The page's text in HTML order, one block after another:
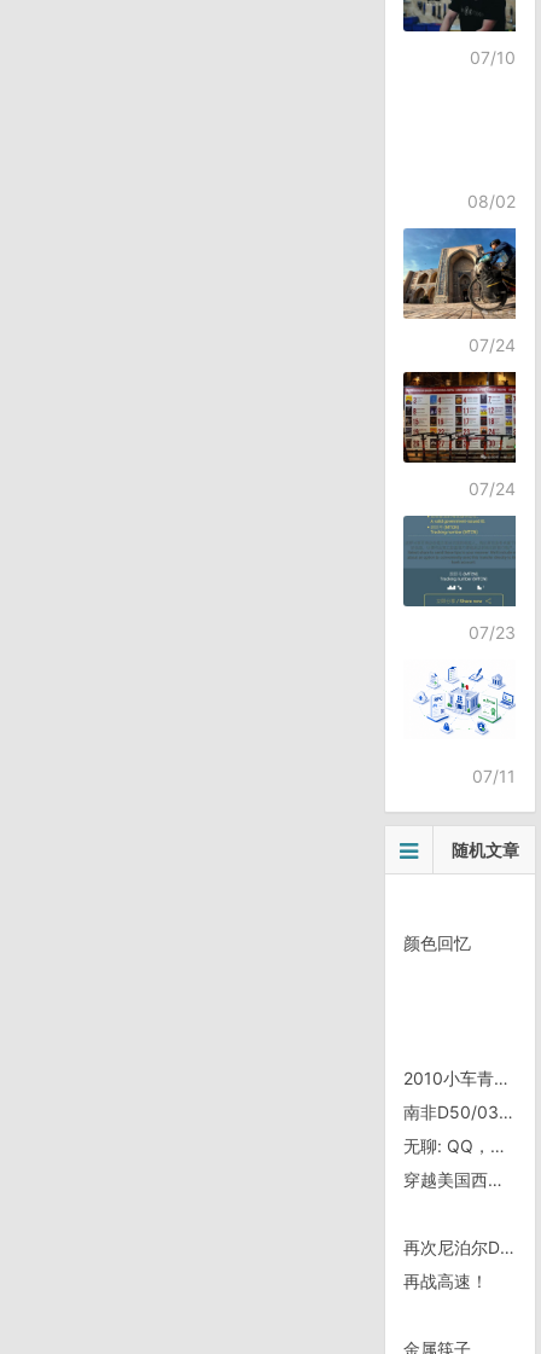
07/10
08/02
07/24
07/24
07/23
07/11
随机文章
颜色回忆
2010小车青海行，3 进入青海
南非D50/0306，Riviersdale城外
无聊: QQ，48级，三个太阳，特此留念
穿越美国西部房车自驾游
再次尼泊尔D16/0922，蚂蚁的搜索能力太强了
再战高速！
金属筷子